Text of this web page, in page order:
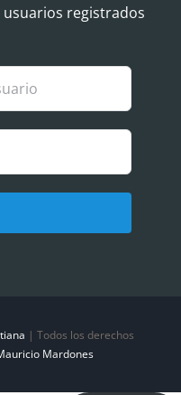
registrados
| Todos los derechos
Mardones